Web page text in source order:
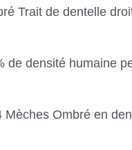
Trait de dentelle
de densité humaine
Ombré en